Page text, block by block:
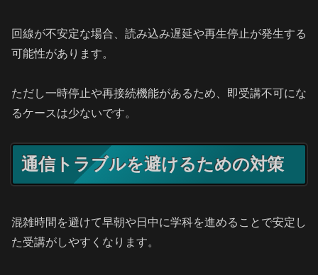
回線が不安定な場合、読み込み遅延や再生停止が発生する
可能性があります。
ただし一時停止や再接続機能があるため、即受講不可にな
るケースは少ないです。
通信トラブルを避けるための対策
混雑時間を避けて早朝や日中に学科を進めることで安定し
た受講がしやすくなります。